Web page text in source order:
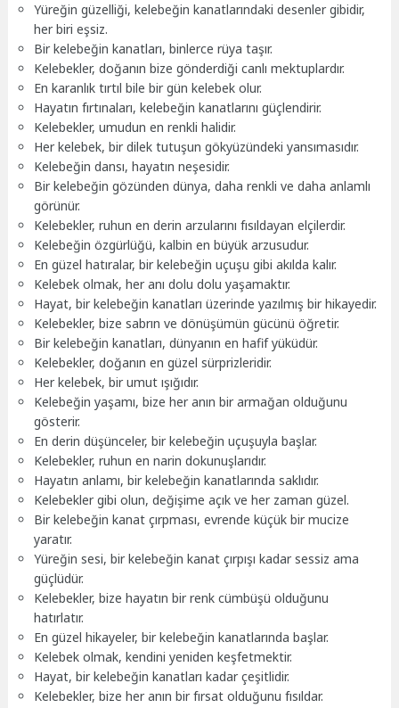
Yüreğin güzelliği, kelebeğin kanatlarındaki desenler gibidir,
her biri eşsiz.
Bir kelebeğin kanatları, binlerce rüya taşır.
Kelebekler, doğanın bize gönderdiği canlı mektuplardır.
En karanlık tırtıl bile bir gün kelebek olur.
Hayatın fırtınaları, kelebeğin kanatlarını güçlendirir.
Kelebekler, umudun en renkli halidir.
Her kelebek, bir dilek tutuşun gökyüzündeki yansımasıdır.
Kelebeğin dansı, hayatın neşesidir.
Bir kelebeğin gözünden dünya, daha renkli ve daha anlamlı
görünür.
Kelebekler, ruhun en derin arzularını fısıldayan elçilerdir.
Kelebeğin özgürlüğü, kalbin en büyük arzusudur.
En güzel hatıralar, bir kelebeğin uçuşu gibi akılda kalır.
Kelebek olmak, her anı dolu dolu yaşamaktır.
Hayat, bir kelebeğin kanatları üzerinde yazılmış bir hikayedir.
Kelebekler, bize sabrın ve dönüşümün gücünü öğretir.
Bir kelebeğin kanatları, dünyanın en hafif yüküdür.
Kelebekler, doğanın en güzel sürprizleridir.
Her kelebek, bir umut ışığıdır.
Kelebeğin yaşamı, bize her anın bir armağan olduğunu
gösterir.
En derin düşünceler, bir kelebeğin uçuşuyla başlar.
Kelebekler, ruhun en narin dokunuşlarıdır.
Hayatın anlamı, bir kelebeğin kanatlarında saklıdır.
Kelebekler gibi olun, değişime açık ve her zaman güzel.
Bir kelebeğin kanat çırpması, evrende küçük bir mucize
yaratır.
Yüreğin sesi, bir kelebeğin kanat çırpışı kadar sessiz ama
güçlüdür.
Kelebekler, bize hayatın bir renk cümbüşü olduğunu
hatırlatır.
En güzel hikayeler, bir kelebeğin kanatlarında başlar.
Kelebek olmak, kendini yeniden keşfetmektir.
Hayat, bir kelebeğin kanatları kadar çeşitlidir.
Kelebekler, bize her anın bir fırsat olduğunu fısıldar.